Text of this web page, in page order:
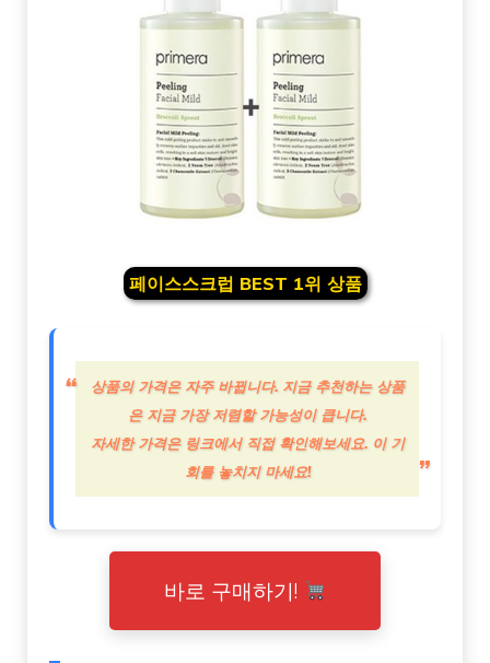
페이스스크럽 BEST 1위 상품
상품의 가격은 자주 바뀝니다. 지금 추천하는 상품
은 지금 가장 저렴할 가능성이 큽니다.
자세한 가격은 링크에서 직접 확인해보세요. 이 기
회를 놓치지 마세요!
바로 구매하기!